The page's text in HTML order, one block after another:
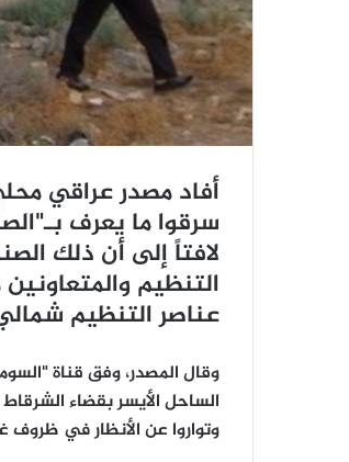
ا
أفاد مصدر عراقي
سرقوا ما يعرف
لافتاً إلى أن ذلك
التنظيم
عناصر التنظيم
وقال المصدر، وفق قناة
الساحل الأيسر بقضاء
وتواروا عن الأنظار في ظروف